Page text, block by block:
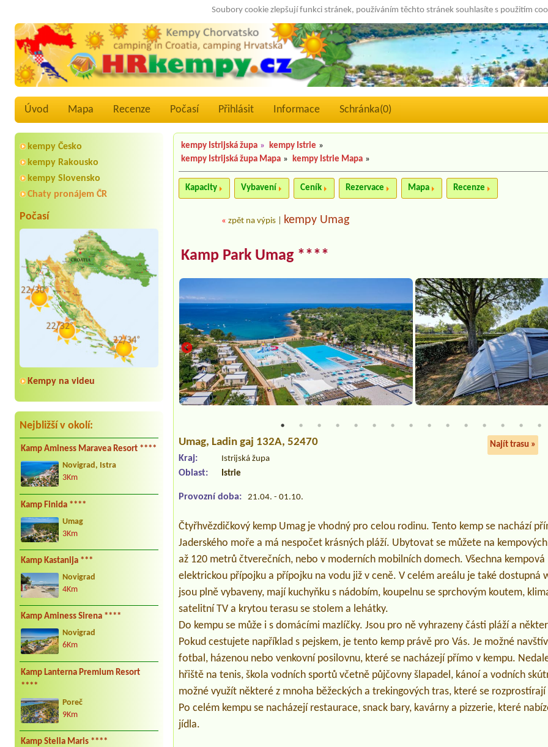
Soubory cookie zlepšují funkci stránek, používáním těchto stránek souhlasíte s použitím
Úvod Mapa Recenze Počasí Přihlásit Informace Schránka(0)
kempy Česko
kempy Rakousko
kempy Slovensko
Chaty pronájem ČR
Počasí
Kempy na videu
Nejbližší v okolí:
Kamp Aminess Maravea Resort ****
Novigrad, Istra
3Km
Kamp Finida ****
Umag
3Km
Kamp Kastanija ***
Novigrad
4Km
Kamp Aminess Sirena ****
Novigrad
6Km
Kamp Lanterna Premium Resort
****
Poreč
9Km
Kamp Stella Maris ****
kempy Istrijská župa » kempy Istrie »
kempy Istrijská župa Mapa » kempy Istrie Mapa »
Kapacity Vybavení Ceník Rezervace Mapa Recenze
«zpět na výpis kempy Umag
Kamp Park Umag ****
Umag, Ladin gaj 132A, 52470 Najít trasu »
Kraj: Istrijská župa
Oblast: Istrie
Provozní doba: 21.04. - 01.10.
Čtyřhvězdičkový kemp Umag je vhodný pro celou rodinu. Tento kemp se nachází
Jaderského moře a má nespočet krásných pláží. Ubytovat se můžete na
až 120 metrů čtverečních, nebo v moderních mobilních domech. Všechna
elektrickou přípojku a přípojku na vodu již v ceně. V celém areálu je také dostupná
jsou plně vybaveny, mají kuchyňku s nádobím, koupelnu se sprchovým koutem,
satelitní TV a krytou terasu se stolem a lehátky.
Do kempu se může i s domácími mazlíčky. Jsou pro ně vyhrazeny části pláží a
Pokud cestujete například s pejskem, je tento kemp právě pro Vás. Je možné
fotbal, házenou nebo venkovní posilovnu, které se nacházejí přímo v kempu.
hřiště na tenis, škola vodních sportů včetně půjčovny šlapadel, kánoí a vodních
možné využít některé z mnoha běžeckých a trekingových tras, které se
Po celém kempu se nacházejí restaurace, snack bary, kavárny a pizzerie, které
jídla.